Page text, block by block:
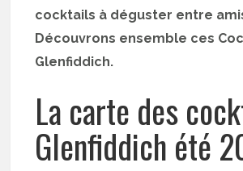
cocktails à déguster entre
Découvrons ensemble ces
Glenfiddich.
La carte des
Glenfiddich été